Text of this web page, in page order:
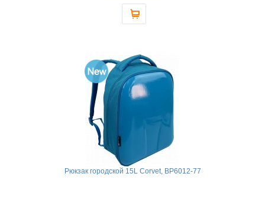
Рюкзак городской 15L Corvet, BP6012-77